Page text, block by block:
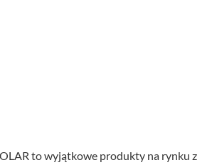
to wyjątkowe produkty na rynku z